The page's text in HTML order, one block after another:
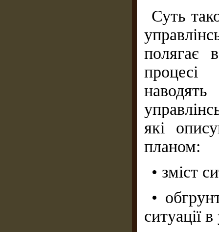
Суть
полягає
процесі
які
планом:
• зміст
•
ситуації